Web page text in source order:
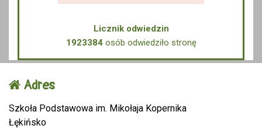
Licznik odwiedzin
1923384osób odwiedziło stronę
Adres
Szkoła Podstawowa im. Mikołaja Kopernika
Łękińsko